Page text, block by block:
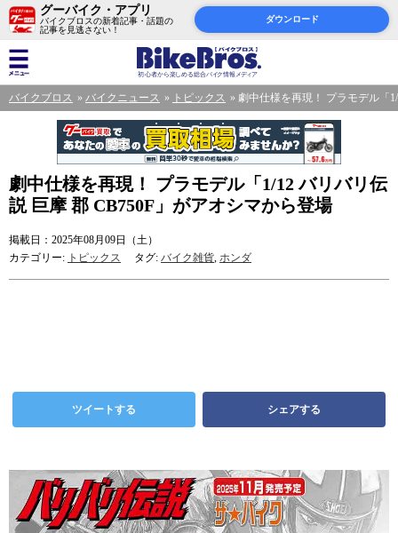
グーバイク・アプリ
バイクブロスの新着記事・話題の
記事を見逃さない！
ダウンロード
バイクブロス バイクニュース トピックス 劇中仕様を再現！ プラモデル「
劇中仕様を再現！ プラモデル「1/12 バリバリ伝
説 巨摩 郡 CB750F」がアオシマから登場
掲載日：2025年08月09日（土）
カテゴリー: トピックス タグ: バイク雑貨, ホンダ
ツイートする シェアする